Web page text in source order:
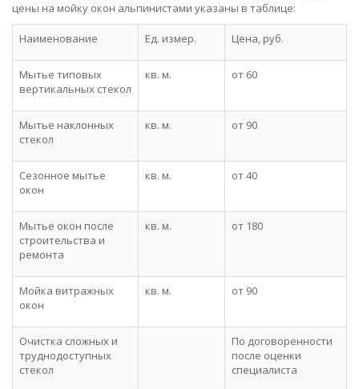
цены на мойку окон альпинистами указаны в таблице:
Наименование Ед. измер. Цена, руб.
Мытье типовых
вертикальных стекол
кв. м. от 60
Мытье наклонных
стекол
кв. м. от 90
Сезонное мытье
окон
кв. м. от 40
Мытье окон после
строительства и
ремонта
кв. м. от 180
Мойка витражных
окон
кв. м. от 90
Очистка сложных и
труднодоступных
стекол
По договоренности
после оценки
специалиста